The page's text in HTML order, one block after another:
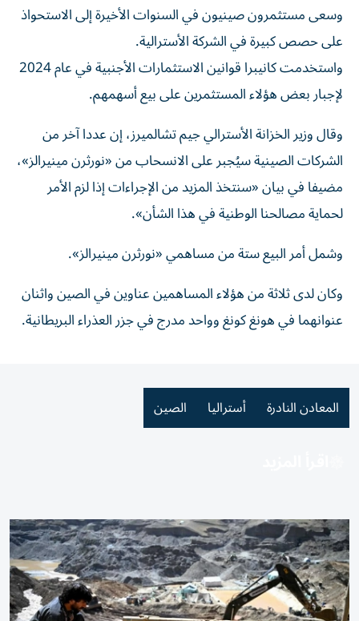
وسعى مستثمرون صينيون في السنوات الأخيرة إلى الاستحواذ
على حصص كبيرة في الشركة الأسترالية.
واستخدمت كانيبرا قوانين الاستثمارات الأجنبية في عام 2024
لإجبار بعض هؤلاء المستثمرين على بيع أسهمهم.
وقال وزير الخزانة الأسترالي جيم تشالميرز، إن عددا آخر من
الشركات الصينية سيُجبر على الانسحاب من «نورثرن مينيرالز»،
مضيفا في بيان «سنتخذ المزيد من الإجراءات إذا لزم الأمر
لحماية مصالحنا الوطنية في هذا الشأن».
وشمل أمر البيع ستة من مساهمي «نورثرن مينيرالز».
وكان لدى ثلاثة من هؤلاء المساهمين عناوين في الصين واثنان
عنوانهما في هونغ كونغ وواحد مدرج في جزر العذراء البريطانية.
المعادن النادرة أستراليا الصين